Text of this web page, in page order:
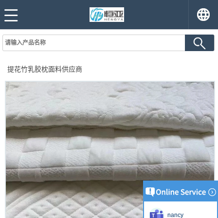
提花竹乳胶枕面料供应商
nancy